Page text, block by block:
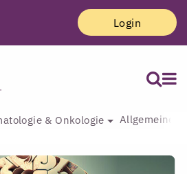
Login
& Onkologie Allgemeine